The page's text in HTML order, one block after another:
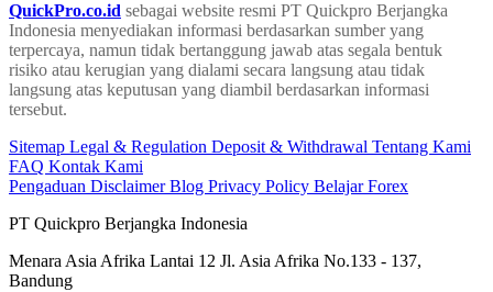
QuickPro.co.id sebagai website resmi PT Quickpro Berjangka
Indonesia menyediakan informasi berdasarkan sumber yang
terpercaya, namun tidak bertanggung jawab atas segala bentuk
risiko atau kerugian yang dialami secara langsung atau tidak
langsung atas keputusan yang diambil berdasarkan informasi
tersebut.
Sitemap Legal & Regulation Deposit & Withdrawal Tentang Kami
FAQ Kontak Kami
Pengaduan DisclaimerBlog Privacy Policy Belajar Forex
PT Quickpro Berjangka Indonesia
Menara Asia Afrika Lantai 12 Jl. Asia Afrika No.133 - 137,
Bandung